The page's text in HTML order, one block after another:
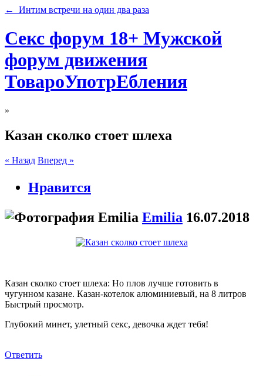
← Интим встречи на один два раза
Секс форум 18+ Мужской
форум движения
ТовароУпотрЕбления
»
Казан сколко стоет шлеха
« Назад Вперед »
Нравится
Emilia 16.07.2018
Казан сколко стоет шлеха: Но плов лучше готовить в
чугунном казане. Казан-котелок алюминиевый, на 8 литров
Быстрый просмотр.
Глубокий минет, улетный секс, девочка ждет тебя!
Ответить